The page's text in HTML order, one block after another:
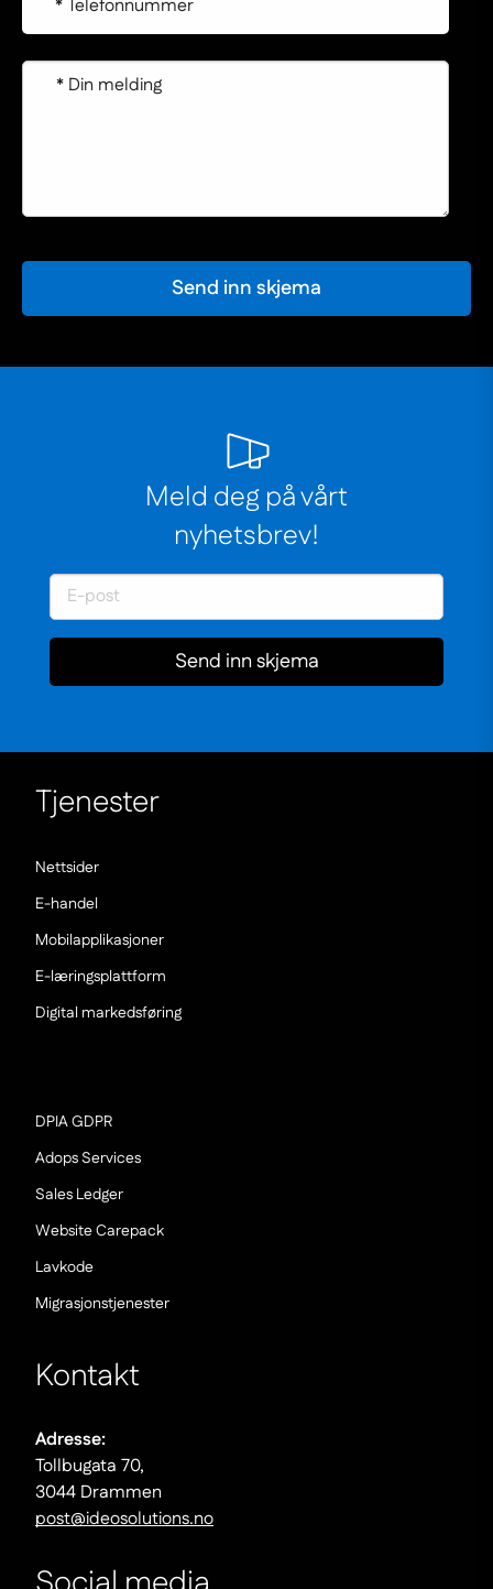
Send inn skjema
Meld deg på vårt
nyhetsbrev!
Send inn skjema
Tjenester
Nettsider
E-handel
Mobilapplikasjoner
E-læringsplattform
Digital markedsføring
DPIA GDPR
Adops Services
Sales Ledger
Website Carepack
Lavkode
Migrasjonstjenester
Kontakt
Adresse:
Tollbugata 70,
3044 Drammen
post@ideosolutions.no